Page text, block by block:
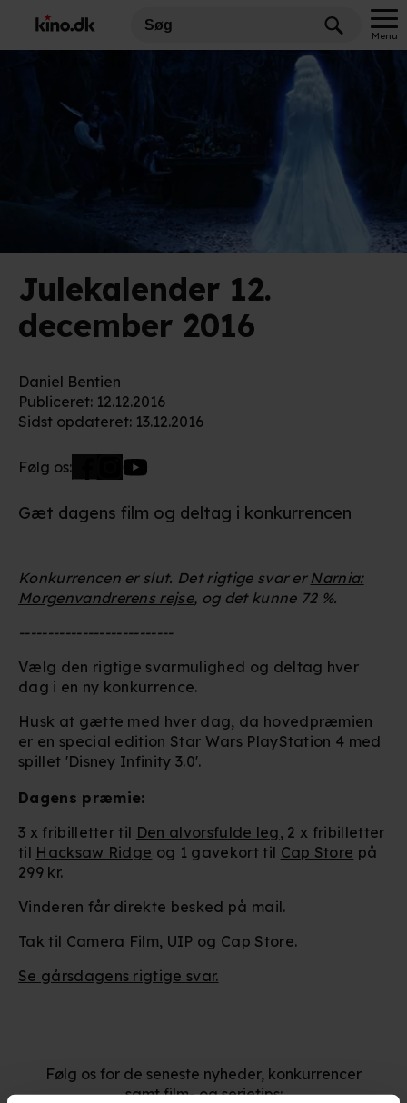
Menu
Julekalender 12.
december 2016
Daniel Bentien
Publiceret: 12.12.2016
Sidst opdateret: 13.12.2016
Følg os:
Gæt dagens film og deltag i konkurrencen
Konkurrencen er slut. Det rigtige svar er Narnia:
Morgenvandrerens rejse, og det kunne 72 %.
---------------------------
Vælg den rigtige svarmulighed og deltag hver
dag i en ny konkurrence.
Husk at gætte med hver dag, da hovedpræmien
er en special edition Star Wars PlayStation 4 med
spillet 'Disney Infinity 3.0'.
Dagens præmie:
3 x fribilletter til Den alvorsfulde leg, 2 x fribilletter
til Hacksaw Ridge og 1 gavekort til Cap Store på
299 kr.
Vinderen får direkte besked på mail.
Tak til Camera Film, UIP og Cap Store.
Se gårsdagens rigtige svar.
Følg os for de seneste nyheder, konkurrencer
samt film- og serietips: